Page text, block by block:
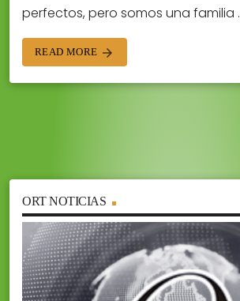
perfectos, pero somos una familia .
READ MORE arrow_forward
ORT NOTICIAS